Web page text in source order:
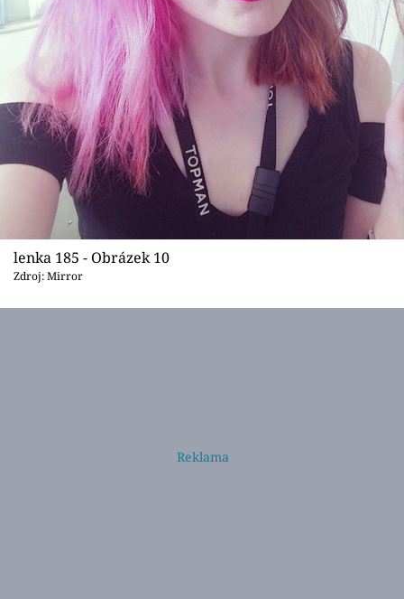
lenka 185 - Obrázek 10
Zdroj: Mirror